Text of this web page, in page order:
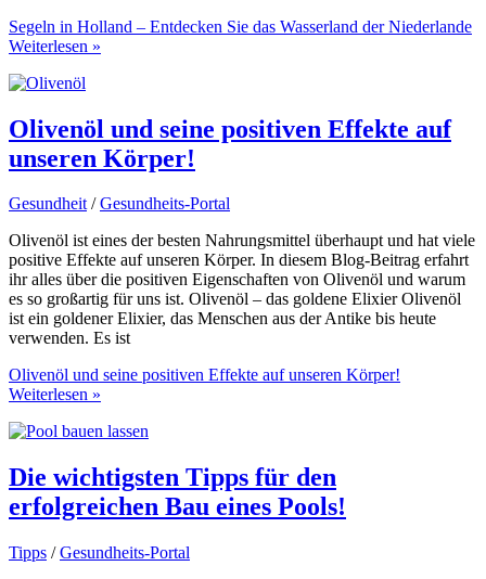
Segeln in Holland – Entdecken Sie das Wasserland der Niederlande
Weiterlesen »
Olivenöl und seine positiven Effekte auf
unseren Körper!
Gesundheit/Gesundheits-Portal
Olivenöl ist eines der besten Nahrungsmittel überhaupt und hat viele
positive Effekte auf unseren Körper. In diesem Blog-Beitrag erfahrt
ihr alles über die positiven Eigenschaften von Olivenöl und warum
es so großartig für uns ist. Olivenöl – das goldene Elixier Olivenöl
ist ein goldener Elixier, das Menschen aus der Antike bis heute
verwenden. Es ist
Olivenöl und seine positiven Effekte auf unseren Körper!
Weiterlesen »
Die wichtigsten Tipps für den
erfolgreichen Bau eines Pools!
Tipps /Gesundheits-Portal